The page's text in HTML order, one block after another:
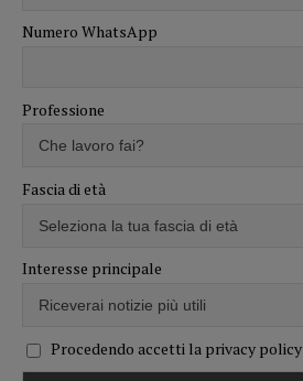
Numero WhatsApp
Professione
Fascia di età
Interesse principale
Procedendo accetti la privacy policy